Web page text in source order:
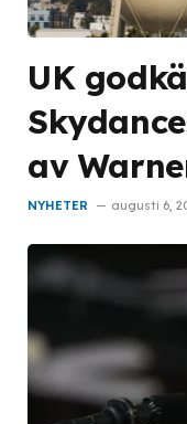
UK
av
NYHETER augusti 6,